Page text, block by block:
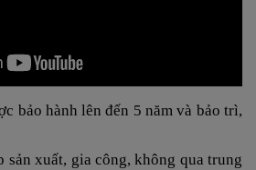
bảo hành lên đến 5 năm và bảo trì,
xuất, gia công, không qua trung